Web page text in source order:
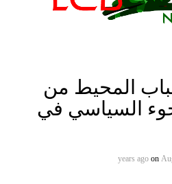
المحيط من
السياسي في
on